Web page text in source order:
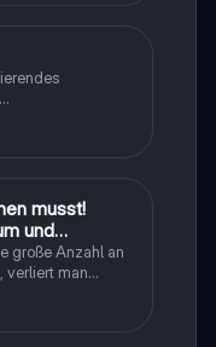
musst!
und
große Anzahl an
verliert man
von den kleinsten